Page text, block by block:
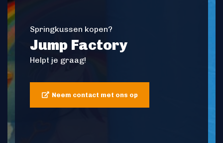
Springkussen kopen?
Jump Factory
Helpt je graag!
Neem contact met ons op